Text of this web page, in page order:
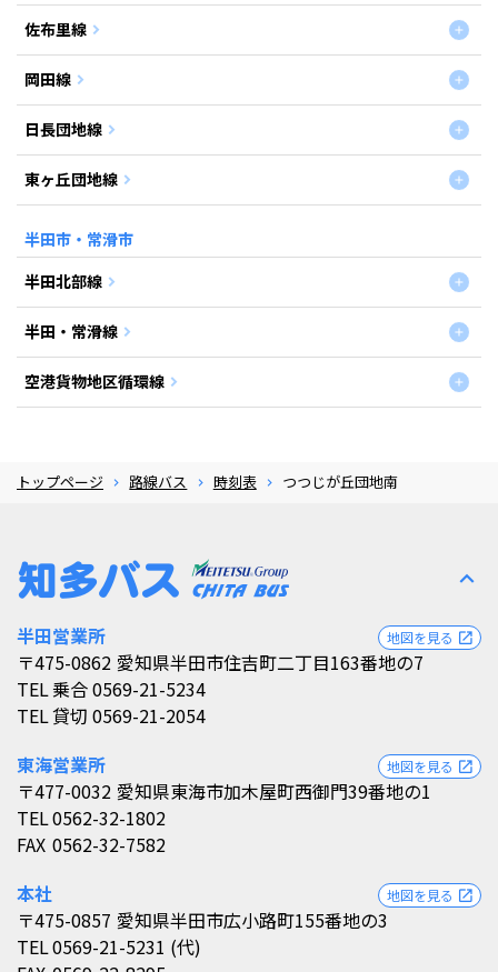
佐布里線
岡田線
日長団地線
東ヶ丘団地線
半田市・常滑市
半田北部線
半田・常滑線
空港貨物地区循環線
トップページ 路線バス 時刻表 つつじが丘団地南
expand_less
半田営業所
〒475-0862 愛知県半田市住吉町二丁目163番地の7
地図を見る open_in_new
TEL乗合 0569-21-5234
TEL貸切 0569-21-2054
東海営業所
〒477-0032 愛知県東海市加木屋町西御門39番地の1
地図を見る open_in_new
TEL0562-32-1802
FAX 0562-32-7582
本社
〒475-0857 愛知県半田市広小路町155番地の3
地図を見る open_in_new
TEL0569-21-5231 (代)